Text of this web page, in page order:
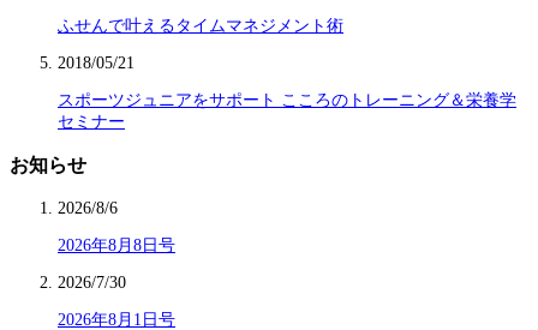
ふせんで叶えるタイムマネジメント術
2018/05/21
スポーツジュニアをサポート こころのトレーニング＆栄養学
セミナー
お知らせ
2026/8/6
2026年8月8日号
2026/7/30
2026年8月1日号